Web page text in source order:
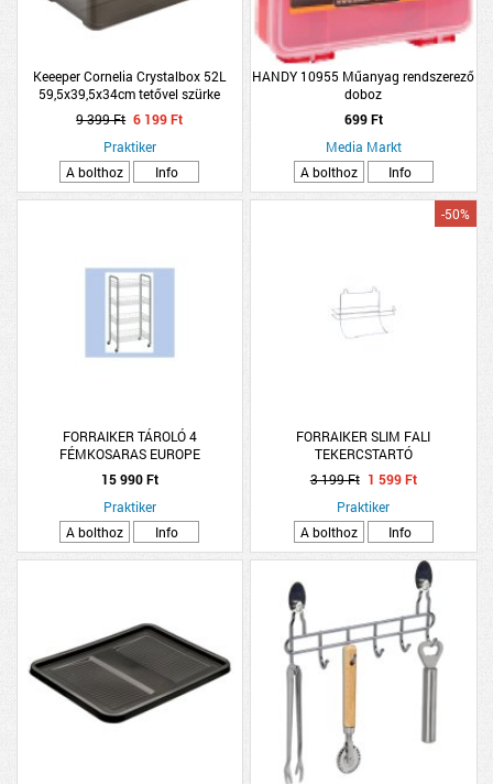
Keeeper Cornelia Crystalbox 52L
59,5x39,5x34cm tetővel szürke
9 399 Ft 6 199 Ft
Praktiker
A bolthoz
Info
HANDY 10955 Műanyag rendszerező
doboz
699 Ft
Media Markt
A bolthoz
Info
FORRAIKER TÁROLÓ 4
FÉMKOSARAS EUROPE
15 990 Ft
Praktiker
A bolthoz
Info
FORRAIKER SLIM FALI
TEKERCSTARTÓ
-50%
3 199 Ft 1 599 Ft
Praktiker
A bolthoz
Info